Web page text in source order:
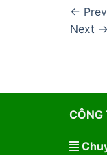
←
Next →
CÔNG